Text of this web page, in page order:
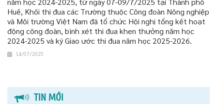
Huế, Khối thi đua các Trường thuộc Công đoàn Nông nghiệp
và Môi trường Việt Nam đã tổ chức Hội nghị tổng kết hoạt
động công đoàn, bình xét thi đua khen thưởng năm học
2024-2025 và ký Giao ước thi đua năm học 2025-2026.
14/07/2025
TIN MỚI